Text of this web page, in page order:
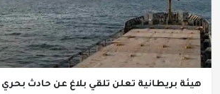
هيئة بريطانية تعلن تلقي بلاغ عن حادث